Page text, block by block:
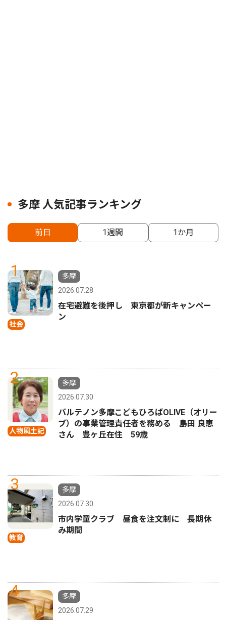
多摩 人気記事ランキング
前日 1週間 1か月
1
社会
多摩
2026.07.28
在宅避難を後押し 東京都が新キャンペー
ン
2
人物風土記
多摩
2026.07.30
パルテノン多摩こどもひろばOLIVE（オリー
ブ）の事業管理責任者を務める 島田 良恵
さん 豊ヶ丘在住 59歳
3
教育
多摩
2026.07.30
市内学童クラブ 昼食を注文制に 長期休
み期間
4
多摩
2026.07.29